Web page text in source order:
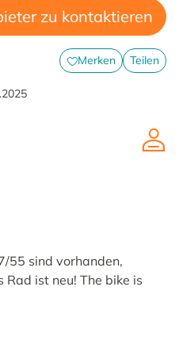
zu kontaktieren
Merken Teilen
55 sind vorhanden,
ist neu! The bike is